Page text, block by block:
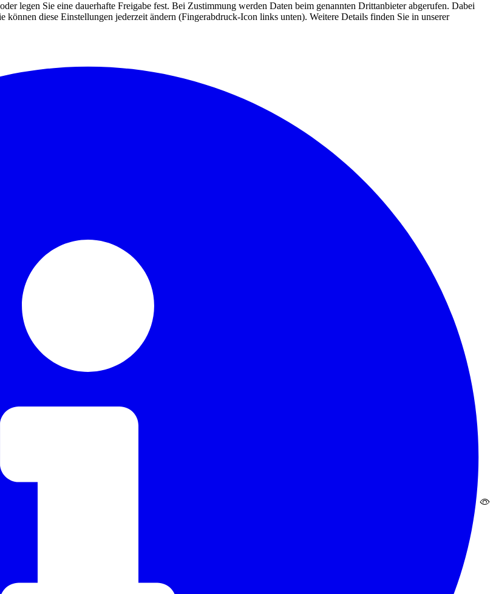
legen Sie eine dauerhafte Freigabe fest. Bei Zustimmung werden Daten beim genannten Drittanbieter abgerufen. Dabei
diese Einstellungen jederzeit ändern (Fingerabdruck-Icon links unten). Weitere Details finden Sie in unserer